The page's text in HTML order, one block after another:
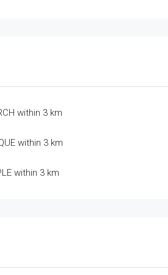
within 3 km
within 3 km
within 3 km